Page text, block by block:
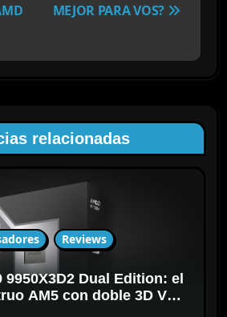
MEJOR PARA VOS?
relacionadas
Reviews
9950X3D2 Dual Edition: el
AM5 con doble 3D V-